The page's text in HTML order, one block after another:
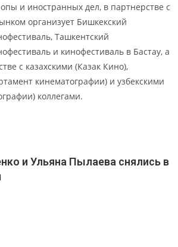
и иностранных дел, в партнерстве с
организует Бишкекский
Ташкентский
и кинофестиваль в Бастау, а
с казахскими (Казак Кино),
кинематографии) и узбекскими
коллегами.
и Ульяна Пылаева снялись в